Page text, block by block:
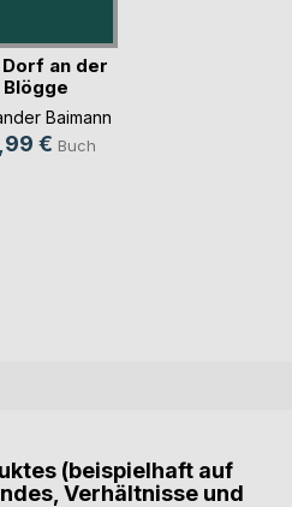
Dorf an der
Blögge
Baimann
€ Buch
(beispielhaft auf
Verhältnisse und